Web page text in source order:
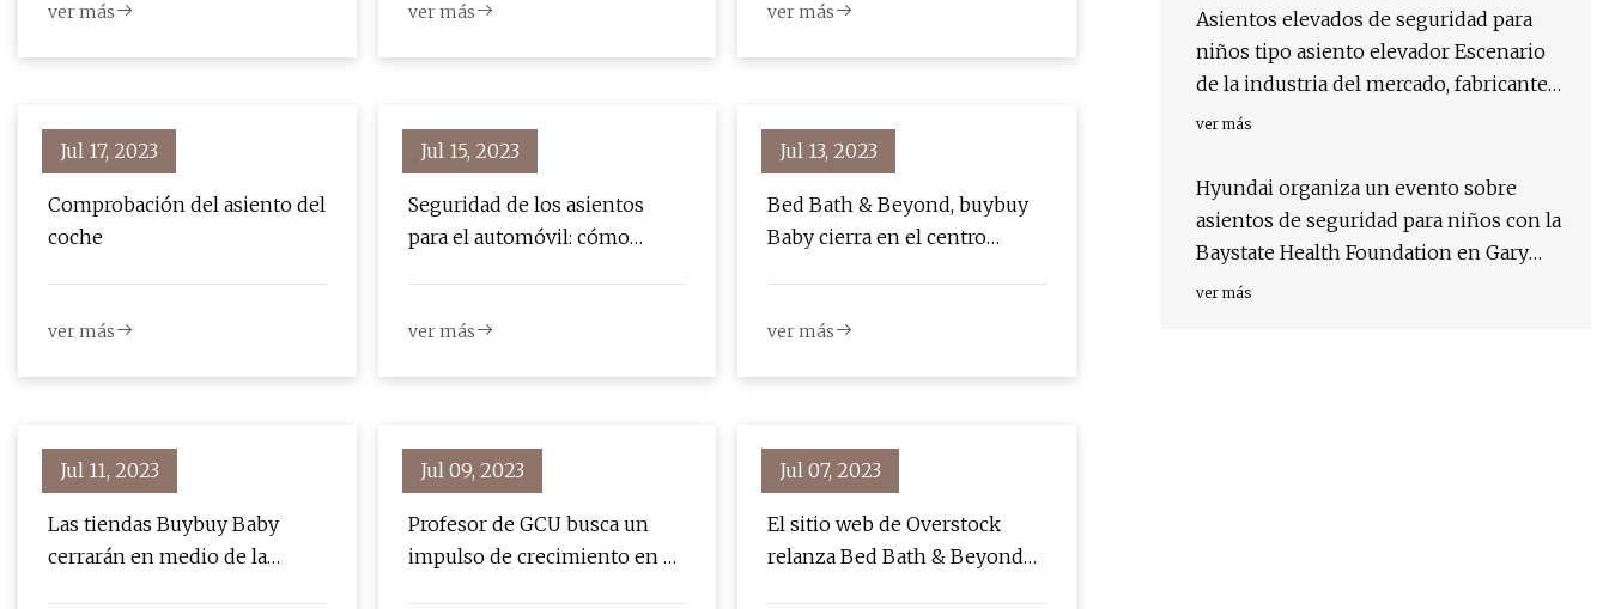
fabricantes clave y regiones
ver más
Rome Hyundai
ver más ver más
Jul 17, 2023
Comprobación del asiento del
coche
ver más
Jul 15, 2023
Seguridad de los asientos
para el automóvil: cómo
ver más
Jul 13, 2023
Bed Bath & Beyond, buybuy
Baby cierra en el centro
ver más
Jul 11, 2023
Las tiendas Buybuy Baby
cerrarán en medio de la
Jul 09, 2023
Profesor de GCU busca un
impulso de crecimiento en el
Jul 07, 2023
El sitio web de Overstock
relanza Bed Bath & Beyond
Asientos elevados de seguridad para
niños tipo asiento elevador Escenario
de la industria del mercado, fabricantes
clave y regiones clave 2023 a 2029
ver más
Hyundai organiza un evento sobre
asientos de seguridad para niños con la
Baystate Health Foundation en Gary
Rome Hyundai
ver más